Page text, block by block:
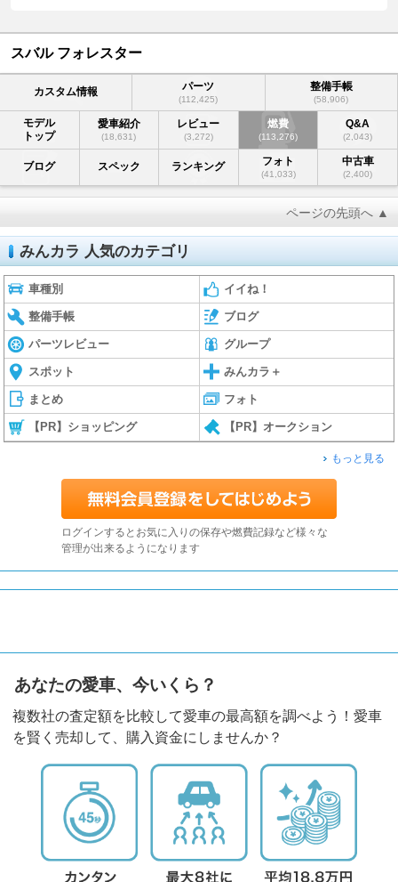
スバル フォレスター
カスタム情報 パーツ
(112,425)
整備手帳
(58,906)
モデル
トップ
愛車紹介
(18,631)
レビュー
(3,272)
燃費
(113,276)
Q&A
(2,043)
ブログ スペック ランキング フォト
(41,033)
中古車
(2,400)
ページの先頭へ ▲
みんカラ 人気のカテゴリ
車種別 イイね！
整備手帳 ブログ
パーツレビュー グループ
スポット みんカラ＋
まとめ フォト
【PR】ショッピング 【PR】オークション
もっと見る
ログインするとお気に入りの保存や燃費記録など様々な
管理が出来るようになります
あなたの愛車、今いくら？
複数社の査定額を比較して愛車の最高額を調べよう！愛車
を賢く売却して、購入資金にしませんか？